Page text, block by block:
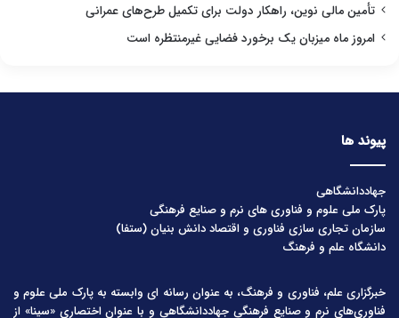
تأمین مالی نوین، راهکار دولت برای تکمیل طرح‌های عمرانی
امروز ماه میزبان یک برخورد فضایی غیرمنتظره است
پیوند ها
جهاددانشگاهی
پارک ملی علوم و فناوری های نرم و صنایع فرهنگی
سازمان تجاری سازی فناوری و اقتصاد دانش بنیان (ستفا)
دانشگاه علم و فرهنگ
خبرگزاری علم، فناوری و فرهنگ، به عنوان رسانه ای وابسته به پارک ملی علوم و
فناوری‌های نرم و صنایع فرهنگیِ جهاددانشگاهی و با عنوان اختصاری «سینا» از